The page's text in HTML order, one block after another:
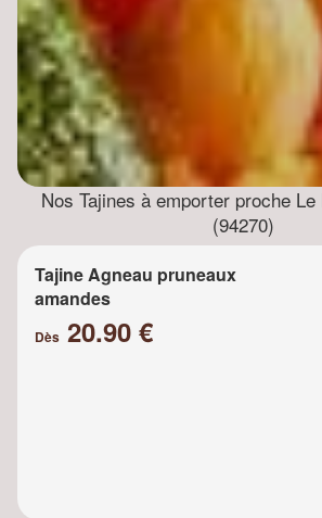
Nos Tajines à emporter proche
(94270)
Tajine Agneau pruneaux
amandes
Dès 20.90 €